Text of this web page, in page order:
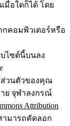
มื่อใดก็ได้ โดย
กคอมพิวเตอร์หรือ
บไซต์นี้บนลง
ส่วนตัวของคุณ
ย จุฬาลงกรณ์
Attribution
มารถคัดลอก